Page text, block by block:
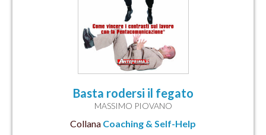
Basta rodersi il fegato
MASSIMO PIOVANO
Collana Coaching & Self-Help